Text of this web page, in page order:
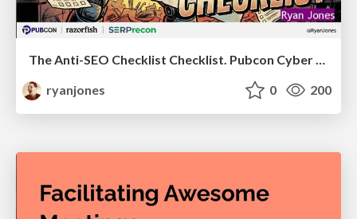
The Anti-SEO Checklist Checklist. Pubcon Cyber Week
ryanjones
0 200